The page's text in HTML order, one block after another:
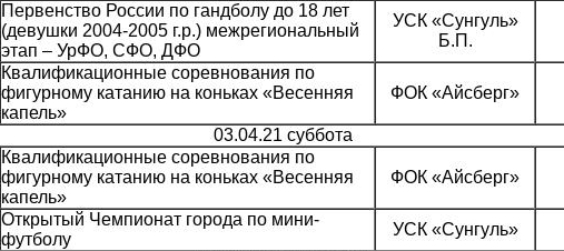
Первенство России по гандболу до 18 лет
(девушки 2004-2005 г.р.) межрегиональный
этап – УрФО, СФО, ДФО
УСК «Сунгуль»
Б.П.
Квалификационные соревнования по
фигурному катанию на коньках «Весенняя
капель»
ФОК «Айсберг»
03.04.21 суббота
Квалификационные соревнования по
фигурному катанию на коньках «Весенняя
капель»
ФОК «Айсберг»
Открытый Чемпионат города по мини-
футболу
УСК «Сунгуль»